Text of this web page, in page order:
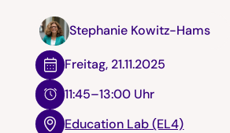
Stephanie Kowitz-Hams
Freitag, 21.11.2025
11:45–13:00 Uhr
Education Lab (EL4)